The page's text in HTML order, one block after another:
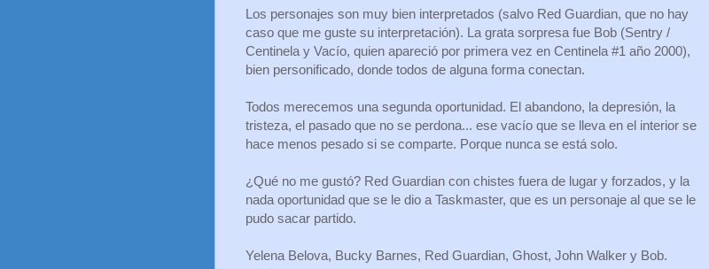
Los personajes son muy bien interpretados (salvo Red Guardian, que no hay
caso que me guste su interpretación). La grata sorpresa fue Bob (Sentry /
Centinela y Vacío, quien apareció por primera vez en Centinela #1 año 2000),
bien personificado, donde todos de alguna forma conectan.
Todos merecemos una segunda oportunidad. El abandono, la depresión, la
tristeza, el pasado que no se perdona... ese vacío que se lleva en el interior se
hace menos pesado si se comparte. Porque nunca se está solo.
¿Qué no me gustó? Red Guardian con chistes fuera de lugar y forzados, y la
nada oportunidad que se le dio a Taskmaster, que es un personaje al que se le
pudo sacar partido.
Yelena Belova, Bucky Barnes, Red Guardian, Ghost, John Walker y Bob.